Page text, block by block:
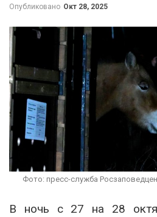
Опубликовано Окт 28, 2025
Фото: пресс-служба
В ночь с 27 на 28